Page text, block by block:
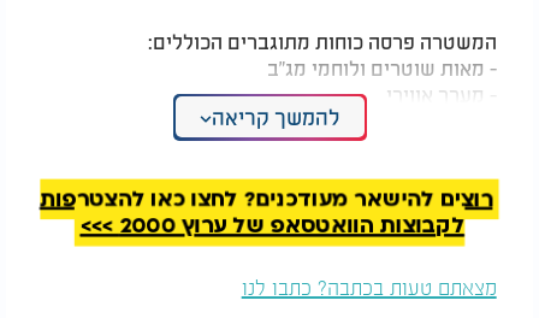
המשטרה פרסה כוחות מתוגברים הכוללים:
- מאות שוטרים ולוחמי מג"ב
- מערך אווירי
- מתנדבים וסדרנים
הסדרי תנועה מיוחדים:
- סגירת צירים מרכזיים בנתיבות
- מערך היסעים מחניונים מרוחקים
- הפעלת שאטלים מתחנת הרכבת
- איסור על הגעה ברכבים פרטיים למתחם
להמשך קריאה
רוצים להישאר מעודכנים? לחצו כאן להצטרפות
לקבוצות הוואטסאפ של ערוץ 2000 >>>
מצאתם טעות בכתבה? כתבו לנו